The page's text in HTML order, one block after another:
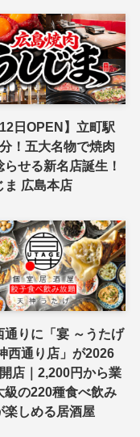
12日OPEN】立町駅
！五大名物で焼肉
らせる新名店誕生！
ま 広島本店
通りに「宴 ～うたげ
西通り店」が2026
店｜2,200円から業
級の220種食べ飲み
楽しめる居酒屋